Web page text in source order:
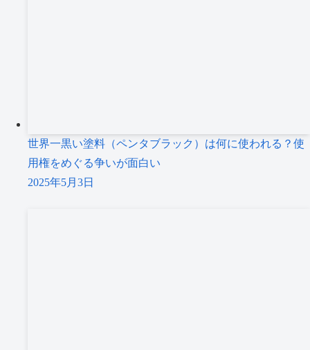
世界一黒い塗料（ペンタブラック）は何に使われる？使
用権をめぐる争いが面白い
2025年5月3日